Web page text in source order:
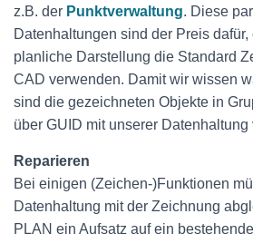
z.B. der Punktverwaltung. Diese
Datenhaltungen sind der Preis
planliche Darstellung die Standard
CAD verwenden. Damit wir wissen
sind die gezeichneten Objekte in
über GUID mit unserer Datenhaltung
Reparieren
Bei einigen (Zeichen-)Funktionen
Datenhaltung mit der Zeichnung
PLAN ein Aufsatz auf ein